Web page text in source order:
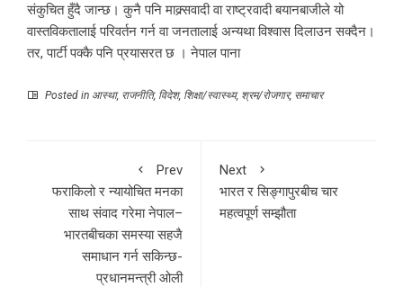
संकुचित हुँदै जान्छ। कुनै पनि माक्र्सवादी वा राष्ट्रवादी बयानबाजीले यो
वास्तविकतालाई परिवर्तन गर्न वा जनतालाई अन्यथा विश्वास दिलाउन सक्दैन।
तर, पार्टी पक्कै पनि प्रयासरत छ । नेपाल पाना
Posted in आस्था, राजनीति, विदेश, शिक्षा/स्वास्थ्य, श्रम/रोजगार, समाचार
Prev
फराकिलो र न्यायोचित मनका
साथ संवाद गरेमा नेपाल–
भारतबीचका समस्या सहजै
समाधान गर्न सकिन्छ-
प्रधानमन्त्री ओली
Next
भारत र सिङ्गापुरबीच चार
महत्वपूर्ण सम्झौता